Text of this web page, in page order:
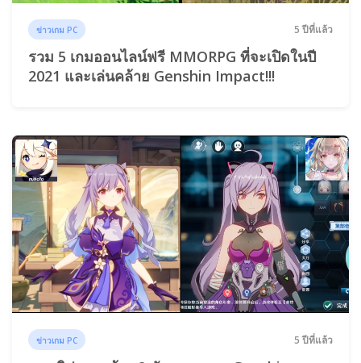
ข่าวเกม PC 5 ปีที่แล้ว
รวม 5 เกมออนไลน์ฟรี MMORPG ที่จะเปิดในปี
2021 และเล่นคล้าย Genshin Impact!!!
ข่าวเกม PC 5 ปีที่แล้ว